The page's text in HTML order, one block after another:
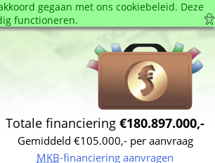
gegaan met ons cookie­beleid. Deze
functioneren.
Totale financiering €180.897.000,-
Gemiddeld €105.000,- per aanvraag
MKB-financiering aanvragen